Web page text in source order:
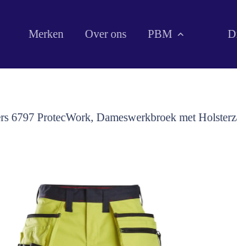
Merken Over ons PBM
6797 ProtecWork, Dameswerkbroek met